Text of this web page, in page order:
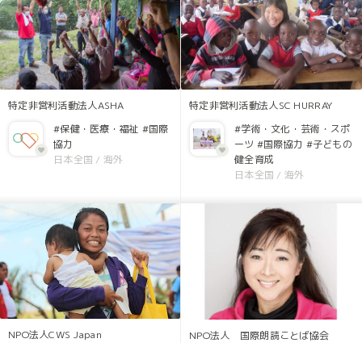
特定非営利活動法人ASHA
#保健・医療・福祉 #国際
協力
日本全国 / 海外
特定非営利活動法人SC HURRAY
#学術・文化・芸術・スポ
ーツ #国際協力 #子どもの
健全育成
日本全国 / 海外
NPO法人CWS Japan
NPO法人 国際朗読ことば協会